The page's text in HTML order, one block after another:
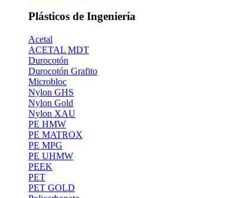
Plásticos de Ingeniería
Acetal
ACETAL MDT
Durocotón
Durocotón Grafito
Microbloc
Nylon GHS
Nylon Gold
Nylon XAU
PE HMW
PE MATROX
PE MPG
PE UHMW
PEEK
PET
PET GOLD